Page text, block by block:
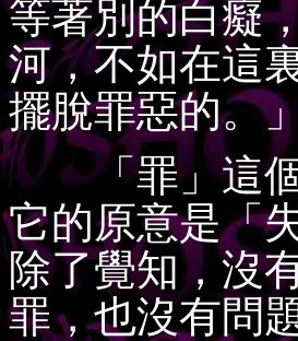
等著別的白癡
河，不如在這
擺脫罪惡的。
「罪」這個
它的原意是「
除了覺知，沒
罪，也沒有問